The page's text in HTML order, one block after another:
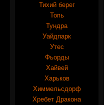
Тихий берег
Топь
Тундра
Уайдпарк
Утес
Фьорды
Хайвей
Харьков
Химмельсдорф
Хребет Дракона